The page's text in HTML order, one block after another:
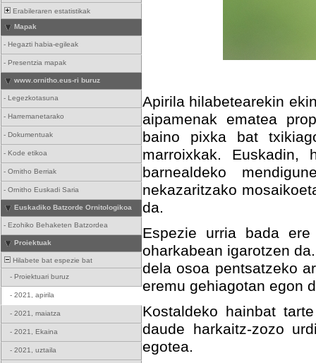
Erabileraren estatistikak
Mapak
- Hegazti habia-egileak
- Presentzia mapak
www.ornitho.eus-ri buruz
- Legezkotasuna
- Harremanetarako
- Dokumentuak
- Kode etikoa
- Ornitho Berriak
- Ornitho Euskadi Saria
Euskadiko Batzorde Ornitologikoa
- Ezohiko Behaketen Batzordea
Proiektuak
Hilabete bat espezie bat
- Proiektuari buruz
- 2021, apirila
- 2021, maiatza
- 2021, Ekaina
- 2021, uztaila
Apirila hilabetearekin
aipamenak ematea
baino pixka bat
marroixkak.
barnealdeko
nekazaritzako
da.
Espezie urria bada
oharkabean igarotzen
dela osoa pentsatzeko
eremu gehiagotan egon
Kostaldeko hainbat
daude harkaitz-zozo
egotea.